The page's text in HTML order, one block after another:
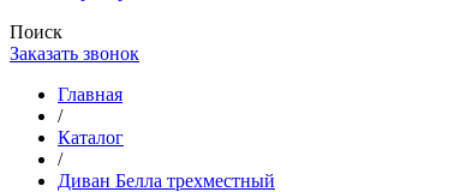
Поиск
Заказать звонок
Главная
/
Каталог
/
Диван Белла трехместный